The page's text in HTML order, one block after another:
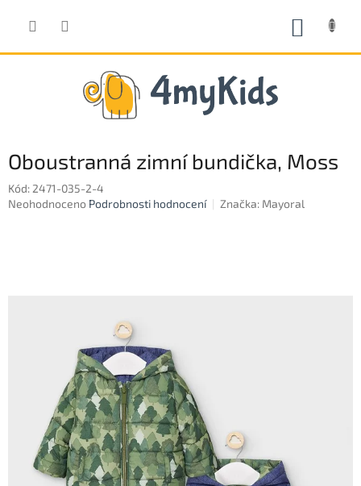
Oboustranná zimní bundička, Moss
Kód: 2471-035-2-4
Průměrné
Neohodnoceno Podrobnosti hodnocení Značka: Mayoral